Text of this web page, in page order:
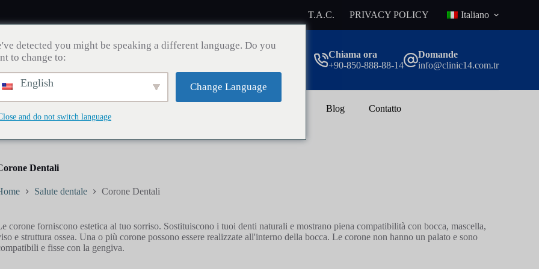
T.A.C. PRIVACY POLICY Italiano
Chiama ora
+90-850-888-88-14
Domande
info@clinic14.com.tr
Blog Contatto
Dentali
Salute dentale Corone Dentali
corone forniscono estetica al tuo sorriso. Sostituiscono i tuoi denti naturali e mostrano piena compatibilità con bocca, mascella,
e struttura ossea. Una o più corone possono essere realizzate all'interno della bocca. Le corone non hanno un palato e sono
e fisse con la gengiva.
detected you might be speaking a different language. Do you
to change to:
English Change Language
and do not switch language